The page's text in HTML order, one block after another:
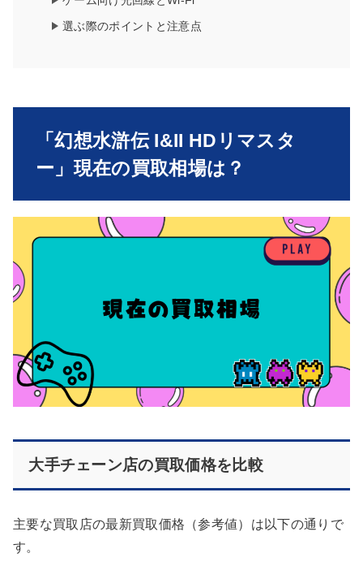
選ぶ際のポイントと注意点
「幻想水滸伝 I&II HDリマスタ
ー」現在の買取相場は？
大手チェーン店の買取価格を比較
主要な買取店の最新買取価格（参考値）は以下の通りで
す。